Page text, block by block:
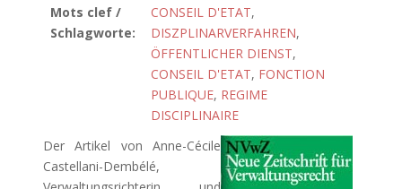
Mots clef /
Schlagworte:
CONSEIL D'ETAT,
DISZPLINARVERFAHREN,
ÖFFENTLICHER DIENST,
CONSEIL D'ETAT, FONCTION
PUBLIQUE, REGIME
DISCIPLINAIRE
Der Artikel von Anne-Cécile
Castellani-Dembélé,